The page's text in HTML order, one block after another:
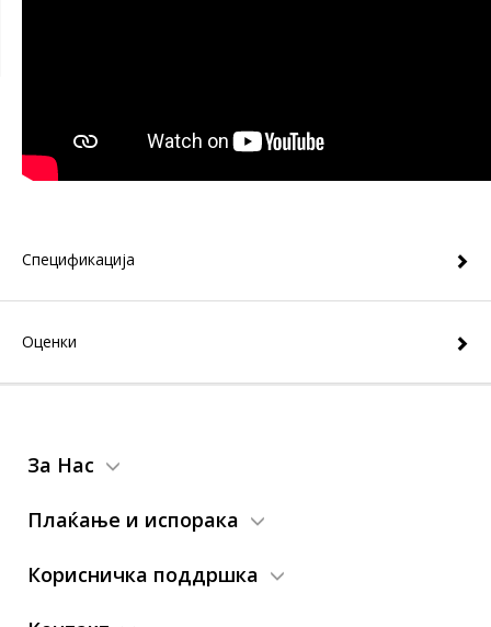
Спецификација
Оценки
За Нас
Плаќање и испорака
Корисничка поддршка